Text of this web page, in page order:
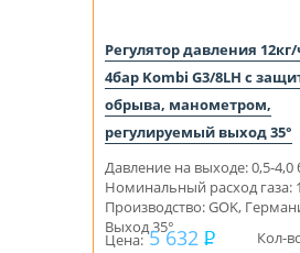
Регулятор давления 12кг/
4бар Kombi G3/8LH с
обрыва, манометром,
регулируемый выход 35°
Давление на выходе: 0,5-4,0
Номинальный расход газа:
Производство: GOK,
Выход 35°
Цена: 5 632
Кол-